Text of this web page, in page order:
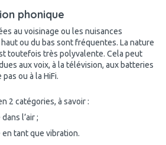
phonique
au voisinage ou les nuisances
ou du bas sont fréquentes. La nature
toutefois très polyvalente. Cela peut
aux voix, à la télévision, aux batteries
ou à la HiFi.
2 catégories, à savoir :
l’air ;
tant que vibration.